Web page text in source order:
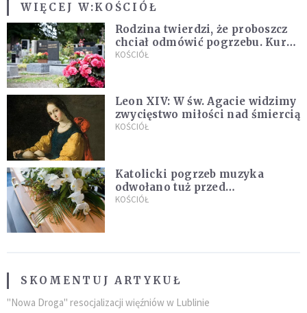
WIĘCEJ W:KOŚCIÓŁ
Rodzina twierdzi, że proboszcz
chciał odmówić pogrzebu. Kuria
zapowiada wyjaśnienia
KOŚCIÓŁ
Leon XIV: W św. Agacie widzimy
zwycięstwo miłości nad śmiercią
KOŚCIÓŁ
Katolicki pogrzeb muzyka
odwołano tuż przed
uroczystością. Powodem była
KOŚCIÓŁ
SKOMENTUJ ARTYKUŁ
"Nowa Droga" resocjalizacji więźniów w Lublinie